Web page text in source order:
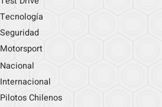
Tecnología
Seguridad
Motorsport
Nacional
Internacional
Pilotos Chilenos